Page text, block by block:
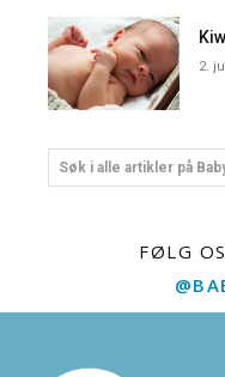
2.
Søk i alle artikler på
FØLG